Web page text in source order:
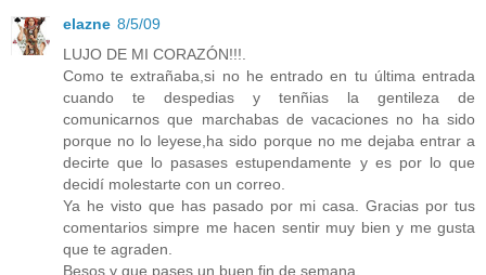
elazne 8/5/09
LUJO DE MI CORAZÓN!!!.
Como te extrañaba,si no he entrado en tu última entrada
cuando te despedias y tenñias la gentileza de
comunicarnos que marchabas de vacaciones no ha sido
porque no lo leyese,ha sido porque no me dejaba entrar a
decirte que lo pasases estupendamente y es por lo que
decidí molestarte con un correo.
Ya he visto que has pasado por mi casa. Gracias por tus
comentarios simpre me hacen sentir muy bien y me gusta
que te agraden.
Besos y que pases un buen fin de semana.